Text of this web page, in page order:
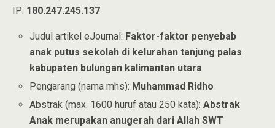
IP: 180.247.245.137
Judul artikel eJournal: Faktor-faktor penyebab
anak putus sekolah di kelurahan tanjung palas
kabupaten bulungan kalimantan utara
Pengarang (nama mhs): Muhammad Ridho
Abstrak (max. 1600 huruf atau 250 kata):Abstrak
Anak merupakan anugerah dari Allah SWT